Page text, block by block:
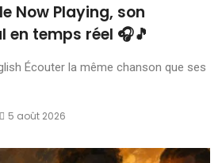
Now Playing, son
temps réel 🎧🎵
Écouter la même chanson que ses
5 août 2026